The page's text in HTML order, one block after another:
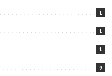
1
1
1
9